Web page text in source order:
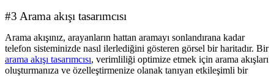
#3 Arama akışı tasarımcısı
Arama akışınız, arayanların hattan aramayı sonlandırana kadar
telefon sisteminizde nasıl ilerlediğini gösteren görsel bir haritadır. Bir
arama akışı tasarımcısı, verimliliği optimize etmek için arama akışları
oluşturmanıza ve özelleştirmenize olanak tanıyan etkileşimli bir